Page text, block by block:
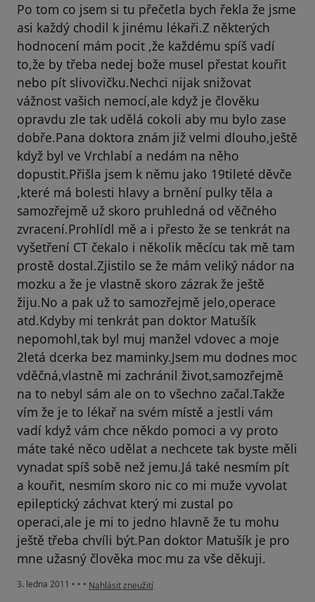
Po tom co jsem si tu přečetla bych řekla že jsme
asi každý chodil k jinému lékaři.Z některých
hodnocení mám pocit ,že každému spíš vadí
to,že by třeba nedej bože musel přestat kouřit
nebo pít slivovičku.Nechci nijak snižovat
vážnost vašich nemocí,ale když je člověku
opravdu zle tak udělá cokoli aby mu bylo zase
dobře.Pana doktora znám již velmi dlouho,ještě
když byl ve Vrchlabí a nedám na něho
dopustit.Přišla jsem k němu jako 19tileté děvče
,které má bolesti hlavy a brnění pulky těla a
samozřejmě už skoro pruhledná od věčného
zvracení.Prohlídl mě a i přesto že se tenkrát na
vyšetření CT čekalo i několik měcícu tak mě tam
prostě dostal.Zjistilo se že mám veliký nádor na
mozku a že je vlastně skoro zázrak že ještě
žiju.No a pak už to samozřejmě jelo,operace
atd.Kdyby mi tenkrát pan doktor Matušík
nepomohl,tak byl muj manžel vdovec a moje
2letá dcerka bez maminky.Jsem mu dodnes moc
vděčná,vlastně mi zachránil život,samozřejmě
na to nebyl sám ale on to všechno začal.Takže
vím že je to lékař na svém místě a jestli vám
vadí když vám chce někdo pomoci a vy proto
máte také něco udělat a nechcete tak byste měli
vynadat spíš sobě než jemu.Já také nesmím pít
a kouřit, nesmím skoro nic co mi muže vyvolat
epileptický záchvat který mi zustal po
operaci,ale je mi to jedno hlavně že tu mohu
ještě třeba chvíli být.Pan doktor Matušík je pro
mne užasný člověka moc mu za vše děkuji.
3. ledna 2011 • • • podle názoru uživatele Pacient
Nahlásit zneužití